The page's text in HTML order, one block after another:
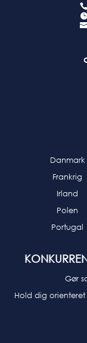
Danmark
Frankrig
Irland
Polen
Portugal
Gør
Hold dig